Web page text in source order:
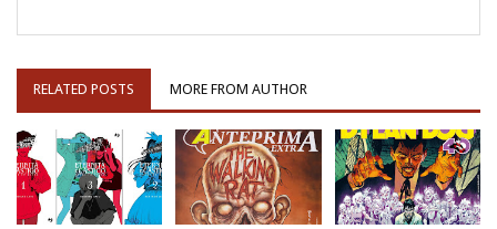
RELATED POSTS MORE FROM AUTHOR